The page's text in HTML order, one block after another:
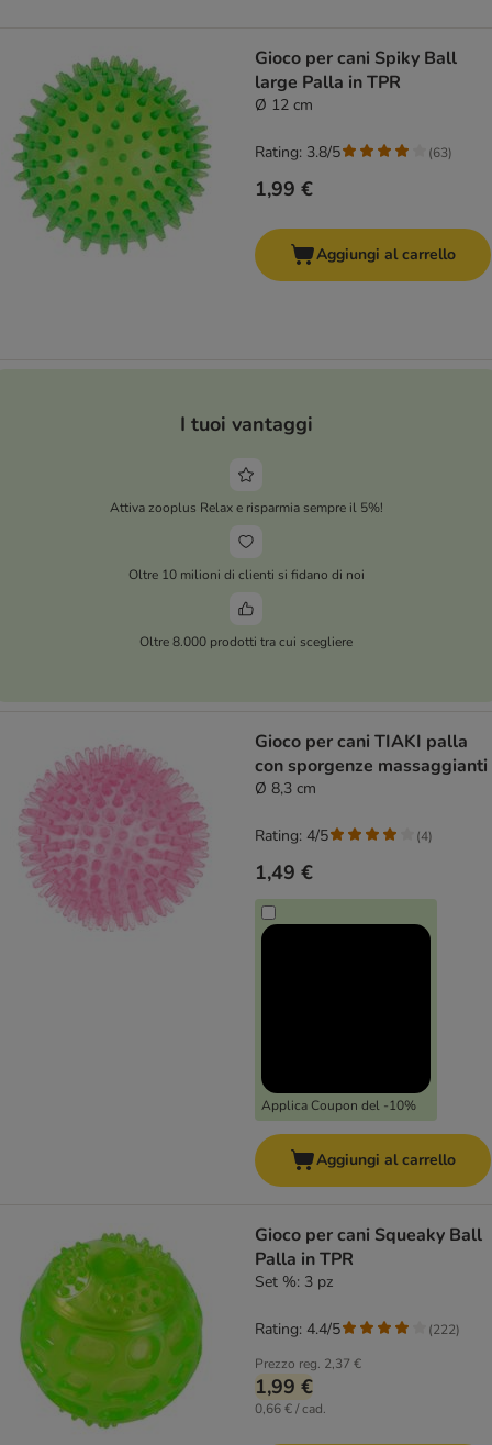
Gioco per cani Spiky Ball
large Palla in TPR
Ø 12 cm
1,99 €
Rating: 3.8/5 (63)
Aggiungi al carrello
I tuoi vantaggi
Attiva zooplus Relax e risparmia sempre il 5%!
Oltre 10 milioni di clienti si fidano di noi
Oltre 8.000 prodotti tra cui scegliere
Gioco per cani TIAKI palla
con sporgenze massaggianti
Ø 8,3 cm
1,49 €
Applica Coupon del -10%
Rating: 4/5 (4)
Aggiungi al carrello
Gioco per cani Squeaky Ball
Palla in TPR
Set %: 3 pz
Prezzo reg. 2,37 €
1,99 €
0,66 € / cad.
Rating: 4.4/5 (222)